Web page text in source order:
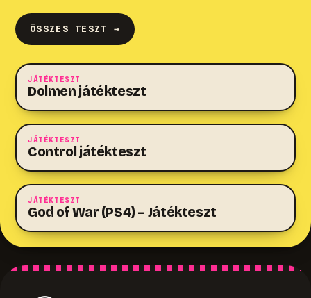
ÖSSZES TESZT →
JÁTÉKTESZT
Dolmen játékteszt
JÁTÉKTESZT
Control játékteszt
JÁTÉKTESZT
God of War (PS4) – Játékteszt